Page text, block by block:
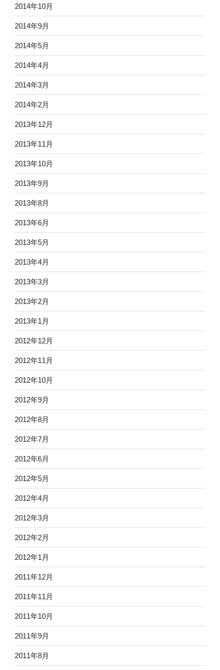
2014年10月
2014年9月
2014年5月
2014年4月
2014年3月
2014年2月
2013年12月
2013年11月
2013年10月
2013年9月
2013年8月
2013年6月
2013年5月
2013年4月
2013年3月
2013年2月
2013年1月
2012年12月
2012年11月
2012年10月
2012年9月
2012年8月
2012年7月
2012年6月
2012年5月
2012年4月
2012年3月
2012年2月
2012年1月
2011年12月
2011年11月
2011年10月
2011年9月
2011年8月